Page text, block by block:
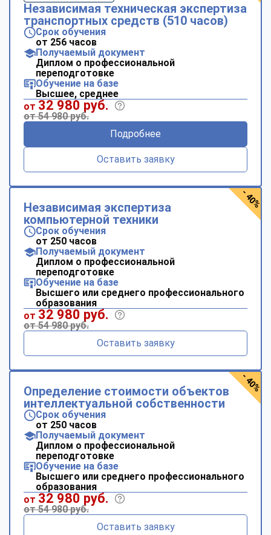
Независимая техническая экспертиза
транспортных средств (510 часов)
Срок обучения
от 256 часов
Получаемый документ
Диплом о профессиональной
переподготовке
Обучение на базе
Высшее, среднее
от 32 980 руб.
от 54 980 руб.
Подробнее
Оставить заявку
Независимая экспертиза
компьютерной техники
Срок обучения
от 250 часов
Получаемый документ
Диплом о профессиональной
переподготовке
Обучение на базе
Высшего или среднего профессионального
образования
от 32 980 руб.
от 54 980 руб.
Оставить заявку
- 40%
Определение стоимости объектов
интеллектуальной собственности
Срок обучения
от 250 часов
Получаемый документ
Диплом о профессиональной
переподготовке
Обучение на базе
Высшего или среднего профессионального
образования
от 32 980 руб.
от 54 980 руб.
Оставить заявку
- 40%